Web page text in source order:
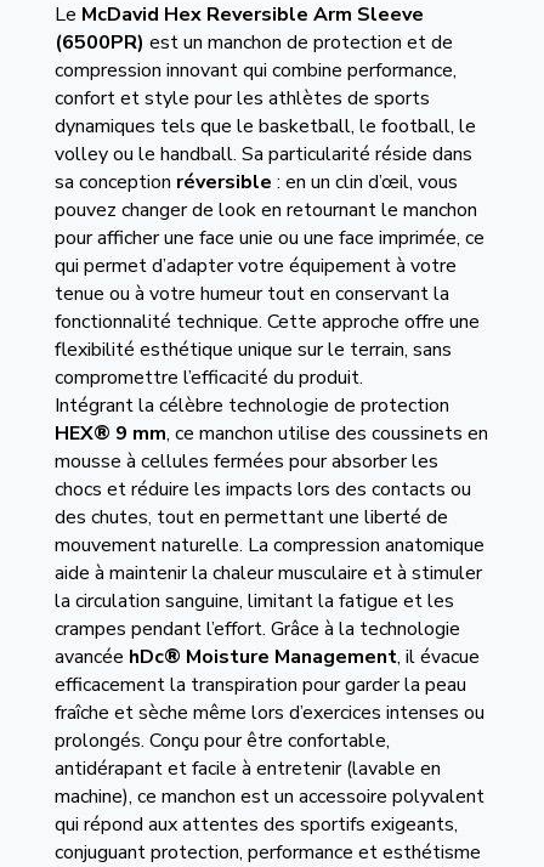
Le McDavid Hex Reversible Arm Sleeve
(6500PR) est un manchon de protection et de
compression innovant qui combine performance,
confort et style pour les athlètes de sports
dynamiques tels que le basketball, le football, le
volley ou le handball. Sa particularité réside dans
sa conception réversible : en un clin d’œil, vous
pouvez changer de look en retournant le manchon
pour afficher une face unie ou une face imprimée, ce
qui permet d’adapter votre équipement à votre
tenue ou à votre humeur tout en conservant la
fonctionnalité technique. Cette approche offre une
flexibilité esthétique unique sur le terrain, sans
compromettre l’efficacité du produit.
Intégrant la célèbre technologie de protection
HEX® 9 mm, ce manchon utilise des coussinets en
mousse à cellules fermées pour absorber les
chocs et réduire les impacts lors des contacts ou
des chutes, tout en permettant une liberté de
mouvement naturelle. La compression anatomique
aide à maintenir la chaleur musculaire et à stimuler
la circulation sanguine, limitant la fatigue et les
crampes pendant l’effort. Grâce à la technologie
avancée hDc® Moisture Management, il évacue
efficacement la transpiration pour garder la peau
fraîche et sèche même lors d’exercices intenses ou
prolongés. Conçu pour être confortable,
antidérapant et facile à entretenir (lavable en
machine), ce manchon est un accessoire polyvalent
qui répond aux attentes des sportifs exigeants,
conjuguant protection, performance et esthétisme